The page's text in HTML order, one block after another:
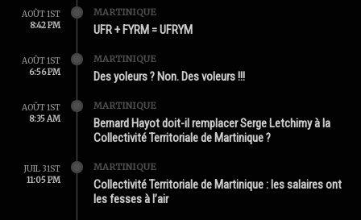
AOÛT 1ST
8:42 PM
MARTINIQUE
UFR + FYRM = UFRYM
AOÛT 1ST
6:56 PM
MARTINIQUE
Des yoleurs ? Non. Des voleurs !!!
AOÛT 1ST
8:35 AM
MARTINIQUE
Bernard Hayot doit-il remplacer Serge Letchimy à la
Collectivité Territoriale de Martinique ?
JUIL 31ST
11:05 PM
MARTINIQUE
Collectivité Territoriale de Martinique : les salaires ont
les fesses à l’air